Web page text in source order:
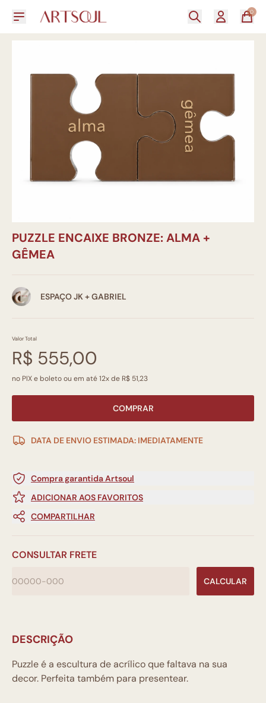
0
PUZZLE ENCAIXE BRONZE: ALMA +
GÊMEA
ESPAÇO JK + GABRIEL
Valor Total
R$ 555,00
no PIX e boleto ou em até 12x de R$ 51,23
COMPRAR
DATA DE ENVIO ESTIMADA: IMEDIATAMENTE
Compra garantida Artsoul
ADICIONAR AOS FAVORITOS
COMPARTILHAR
CONSULTAR FRETE
CALCULAR
DESCRIÇÃO
Puzzle é a escultura de acrílico que faltava na sua
decor. Perfeita também para presentear.